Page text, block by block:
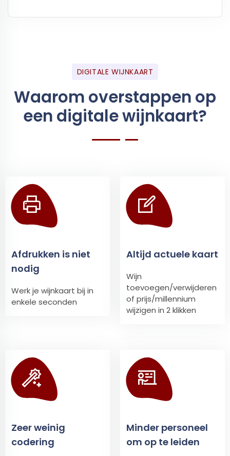
DIGITALE WIJNKAART
Waarom overstappen op
een digitale wijnkaart?
Afdrukken is niet
nodig
Werk je wijnkaart bij in
enkele seconden
Altijd actuele kaart
Wijn
toevoegen/verwijderen
of prijs/millennium
wijzigen in 2 klikken
Zeer weinig
codering
Minder personeel
om op te leiden